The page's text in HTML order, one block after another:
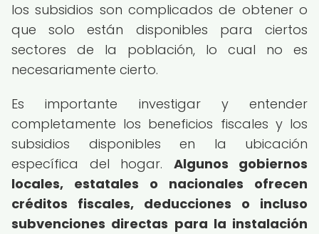
los subsidios son complicados de obtener o
que solo están disponibles para ciertos
sectores de la población, lo cual no es
necesariamente cierto.
Es importante investigar y entender
completamente los beneficios fiscales y los
subsidios disponibles en la ubicación
específica del hogar. Algunos gobiernos
locales, estatales o nacionales ofrecen
créditos fiscales, deducciones o incluso
subvenciones directas para la instalación